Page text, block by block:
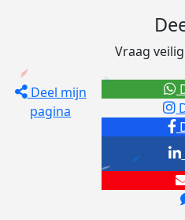
Deel mijn
pagina
Vraag